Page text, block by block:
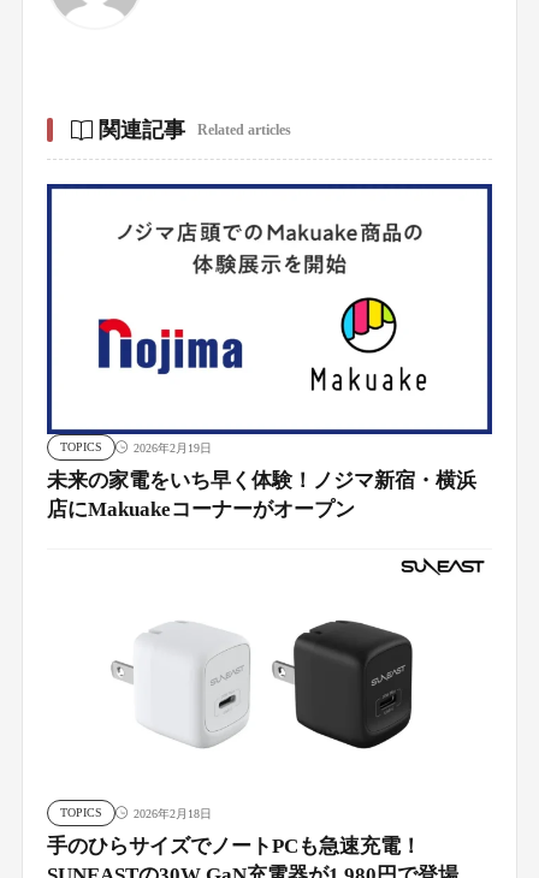
関連記事 Related articles
TOPICS 2026年2月19日
未来の家電をいち早く体験！ノジマ新宿・横浜
店にMakuakeコーナーがオープン
TOPICS 2026年2月18日
手のひらサイズでノートPCも急速充電！